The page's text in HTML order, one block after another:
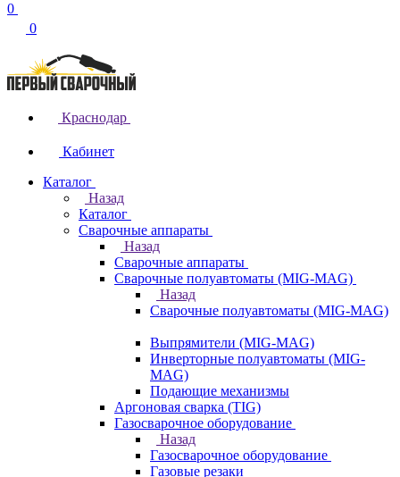
0
0
Краснодар
Кабинет
Каталог
Назад
Каталог
Сварочные аппараты
Назад
Сварочные аппараты
Сварочные полуавтоматы (MIG-MAG)
Назад
Сварочные полуавтоматы (MIG-MAG)
Выпрямители (MIG-MAG)
Инверторные полуавтоматы (MIG-
MAG)
Подающие механизмы
Аргоновая сварка (TIG)
Газосварочное оборудование
Назад
Газосварочное оборудование
Газовые резаки